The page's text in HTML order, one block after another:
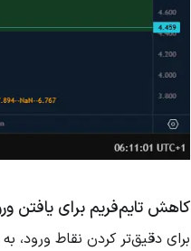
کاهش تایم‌فریم برای یافتن
برای دقیق‌تر کردن نقاط